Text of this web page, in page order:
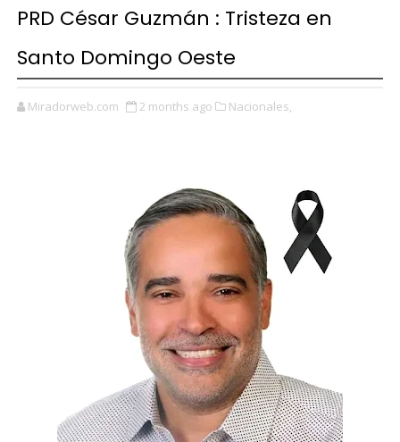
PRD César Guzmán : Tristeza en
Santo Domingo Oeste
Miradorweb.com 2 months ago Nacionales,